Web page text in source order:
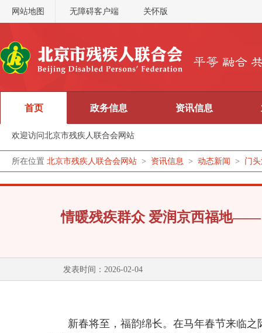
网站地图 无障碍客户端 关怀版
首页
欢迎访问北京市残疾人联合会网站
政务信息 资讯信息
所在位置 北京市残疾人联合会网站 > 资讯信息 > 动态新闻 > 门
情暖残疾群众 爱润京西福地——
发表时间：2026-02-04
新春将至，福韵绵长。在马年春节来临